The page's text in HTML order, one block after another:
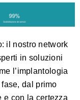
il nostro network
in soluzioni
l’implantologia
dal primo
e con la certezza